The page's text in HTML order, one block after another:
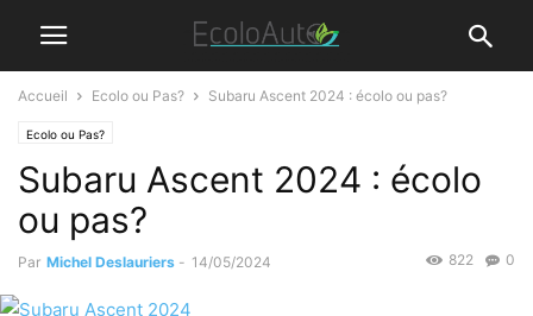
Accueil Ecolo ou Pas? Subaru Ascent 2024 : écolo ou pas?
Ecolo ou Pas?
Subaru Ascent 2024 : écolo
ou pas?
Par Michel Deslauriers - 14/05/2024 0
822